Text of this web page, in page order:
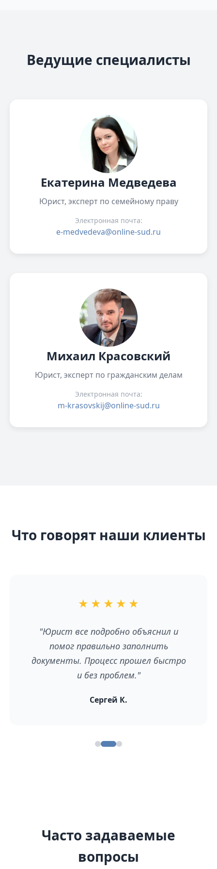
Ведущие специалисты
Екатерина Медведева
Юрист, эксперт по семейному праву
Электронная почта:
e-medvedeva@online-sud.ru
Михаил Красовский
Юрист, эксперт по гражданским делам
Электронная почта:
m-krasovskij@online-sud.ru
Что говорят наши клиенты
★ ★ ★ ★ ★
"Юрист все подробно объяснил и
помог правильно заполнить
документы. Процесс прошел быстро
и без проблем."
Сергей К.
Часто задаваемые
вопросы